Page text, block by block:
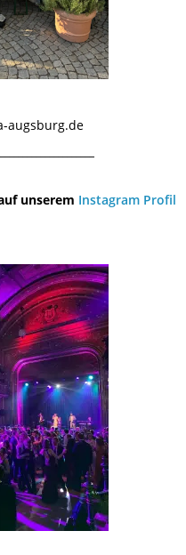
augsburg.de
unserem Instagram Profil